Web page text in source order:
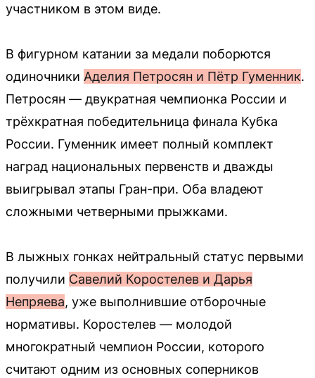
участником в этом виде.
В фигурном катании за медали поборются
одиночники Аделия Петросян и Пётр Гуменник.
Петросян — двукратная чемпионка России и
трёхкратная победительница финала Кубка
России. Гуменник имеет полный комплект
наград национальных первенств и дважды
выигрывал этапы Гран-при. Оба владеют
сложными четверными прыжками.
В лыжных гонках нейтральный статус первыми
получили Савелий Коростелев и Дарья
Непряева, уже выполнившие отборочные
нормативы. Коростелев — молодой
многократный чемпион России, которого
считают одним из основных соперников